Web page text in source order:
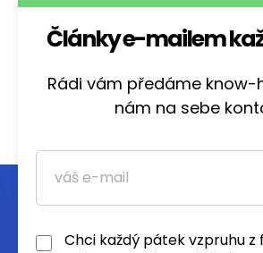
Články e-mailem
Rádi vám předáme know-
nám na sebe
Chci každý pátek vzpruhu